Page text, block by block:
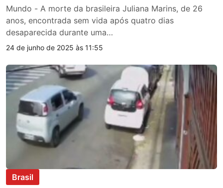
Mundo - A morte da brasileira Juliana Marins, de 26
anos, encontrada sem vida após quatro dias
desaparecida durante uma…
24 de junho de 2025 às 11:55
Brasil